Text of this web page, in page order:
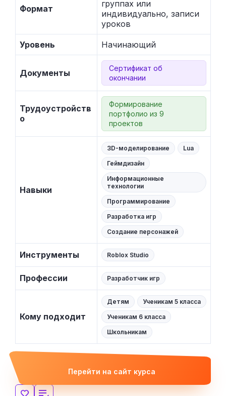
Формат
группах или
индивидуально, записи
уроков
Уровень Начинающий
Документы
Сертификат об
окончании
Трудоустройств
о
Формирование
портфолио из 9
проектов
Навыки
3D-моделирование
Lua
Геймдизайн
Информационные
технологии
Программирование
Разработка игр
Создание персонажей
Инструменты Roblox Studio
Профессии Разработчик игр
Кому подходит
Детям
Ученикам 5 класса
Ученикам 6 класса
Школьникам
Перейти на сайт курса